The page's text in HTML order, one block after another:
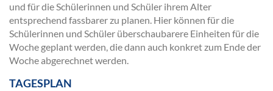
und für die Schülerinnen und Schüler ihrem Alter
entsprechend fassbarer zu planen. Hier können für die
Schülerinnen und Schüler überschaubarere Einheiten für die
Woche geplant werden, die dann auch konkret zum Ende der
Woche abgerechnet werden.
TAGESPLAN